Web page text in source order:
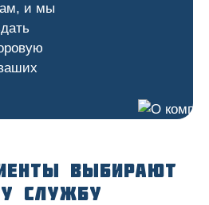
и мы
выбирают
службу